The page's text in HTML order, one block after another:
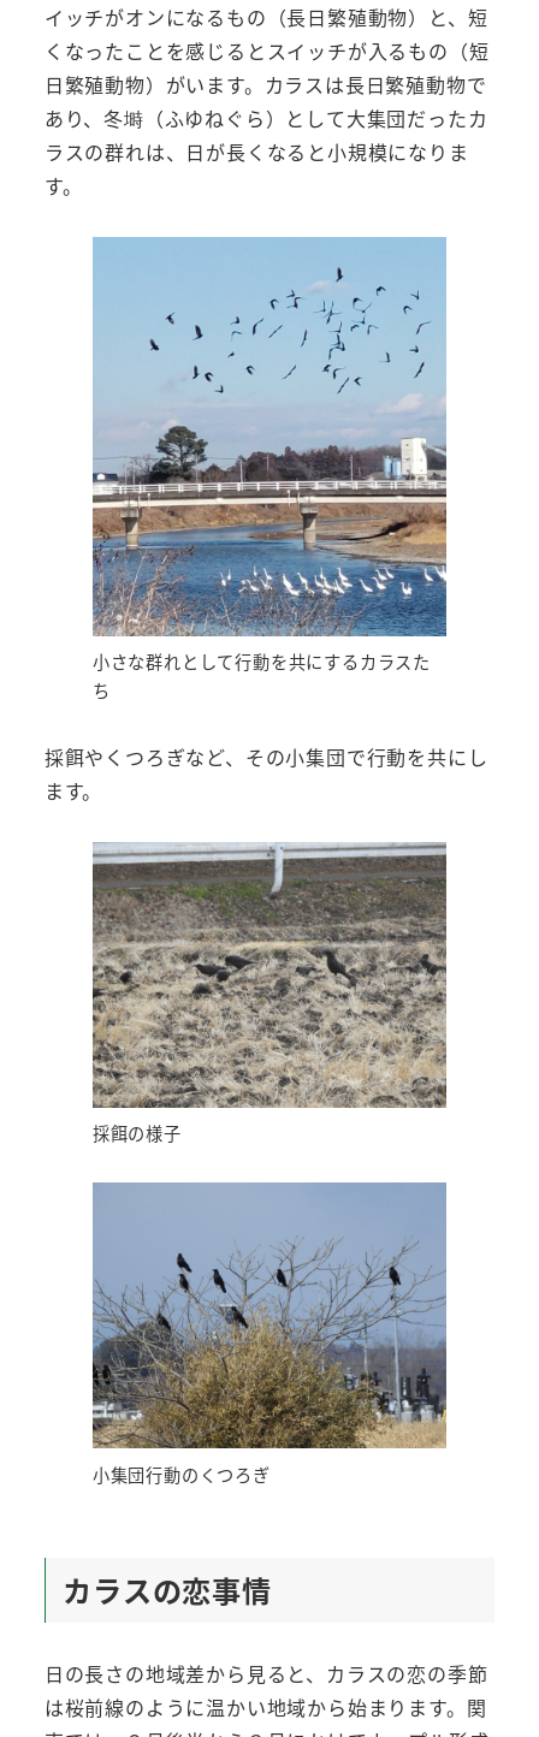
イッチがオンになるもの（長日繁殖動物）と、短
くなったことを感じるとスイッチが入るもの（短
日繁殖動物）がいます。カラスは長日繁殖動物で
あり、冬塒（ふゆねぐら）として大集団だったカ
ラスの群れは、日が長くなると小規模になりま
す。
小さな群れとして行動を共にするカラスた
ち
採餌やくつろぎなど、その小集団で行動を共にし
ます。
採餌の様子
小集団行動のくつろぎ
カラスの恋事情
日の長さの地域差から見ると、カラスの恋の季節
は桜前線のように温かい地域から始まります。関